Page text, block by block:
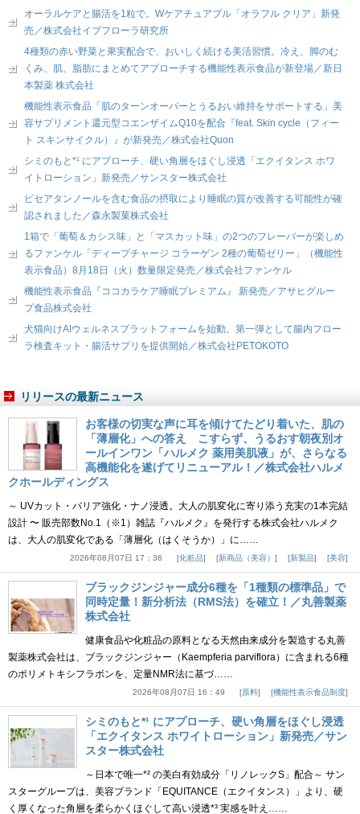
オーラルケアと腸活を1粒で。Wケアチュアブル「オラフル クリア」新発
売／株式会社イブフローラ研究所
4種類の赤い野菜と果実配合で、おいしく続ける美活習慣。冷え、脚のむ
くみ、肌、脂肪にまとめてアプローチする機能性表示食品が新登場／新日
本製薬 株式会社
機能性表示食品「肌のターンオーバーとうるおい維持をサポートする」美
容サプリメント還元型コエンザイムQ10を配合『feat. Skin cycle（フィー
ト スキンサイクル）』が新発売／株式会社Quon
シミのもと*¹ にアプローチ、硬い角層をほぐし浸透「エクイタンス ホワ
イトローション」新発売／サンスター株式会社
ピセアタンノールを含む食品の摂取により睡眠の質が改善する可能性が確
認されました／森永製菓株式会社
1箱で「葡萄＆カシス味」と「マスカット味」の2つのフレーバーが楽しめ
るファンケル「ディープチャージ コラーゲン 2種の葡萄ゼリー」（機能性
表示食品）8月18日（火）数量限定発売／株式会社ファンケル
機能性表示食品『ココカラケア睡眠プレミアム』 新発売／アサヒグルー
プ食品株式会社
犬猫向けAIウェルネスプラットフォームを始動。第一弾として腸内フロー
ラ検査キット・腸活サプリを提供開始／株式会社PETOKOTO
リリースの最新ニュース
お客様の切実な声に耳を傾けてたどり着いた、肌の
「薄層化」への答え こすらず、うるおす朝夜別オ
ールインワン「ハルメク 薬用美肌液」が、さらなる
高機能化を遂げてリニューアル！／株式会社ハルメ
クホールディングス
～ UVカット・バリア強化・ナノ浸透。大人の肌変化に寄り添う充実の1本完結
設計 〜 販売部数No.1（※1）雑誌『ハルメク』を発行する株式会社ハルメク
は、大人の肌変化である「薄層化（はくそうか）」に……
2026年08月07日 17：36 化粧品 新商品（美容） 新製品 美容
ブラックジンジャー成分6種を「1種類の標準品」で
同時定量！新分析法（RMS法）を確立！／丸善製薬
株式会社
健康食品や化粧品の原料となる天然由来成分を製造する丸善
製薬株式会社は、ブラックジンジャー（Kaempferia parviflora）に含まれる6種
のポリメトキシフラボンを、定量NMR法に基づ……
2026年08月07日 16：49 原料 機能性表示食品制度
シミのもと*¹ にアプローチ、硬い角層をほぐし浸透
「エクイタンス ホワイトローション」新発売／サン
スター株式会社
～日本で唯一*² の美白有効成分「リノレックS」配合～ サン
スターグループは、美容ブランド「EQUITANCE（エクイタンス）」より、硬
く厚くなった角層を柔らかくほぐして高い浸透*³ 実感を叶え……